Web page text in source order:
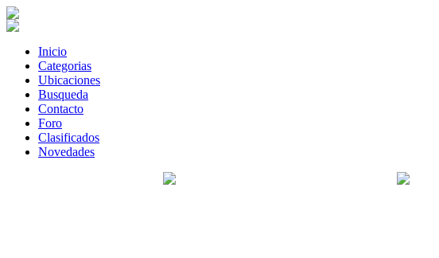
Inicio
Categorias
Ubicaciones
Busqueda
Contacto
Foro
Clasificados
Novedades